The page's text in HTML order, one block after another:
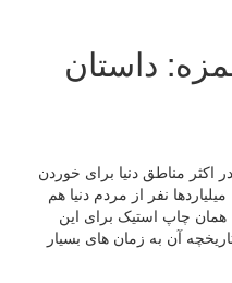
داستان
اکثر مناطق دنیا برای خوردن
نفر از مردم دنیا هم
همان چاپ استیک برای این
آن به زمان های بسیار